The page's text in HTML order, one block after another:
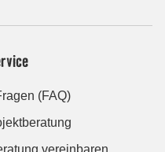
(FAQ)
vereinbaren